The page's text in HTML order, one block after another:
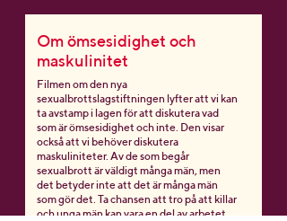
Filmen om den nya
sexualbrottslagstiftningen lyfter att vi kan
ta avstamp i lagen för att diskutera vad
som är ömsesidighet och inte. Den visar
också att vi behöver diskutera
maskuliniteter. Av de som begår
sexualbrott är väldigt många män, men
det betyder inte att det är många män
som gör det. Ta chansen att tro på att killar
och unga män kan vara en del av arbetet,
Om ömsesidighet och
maskulinitet